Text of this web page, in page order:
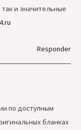
и значительные
Responder
по доступным
бланках